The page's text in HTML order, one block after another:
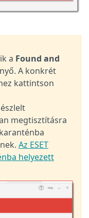
a Found and
A konkrét
kattintson
megtisztításra
Az ESET
helyezett